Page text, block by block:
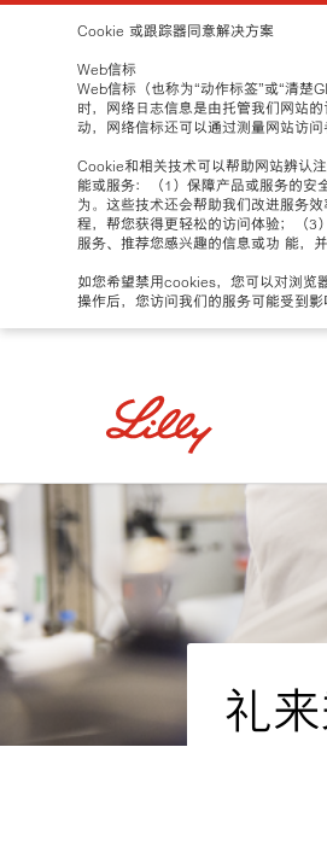
Cookie 或跟踪器同意解决方案
Web信标
Web信标（也称为“动作标签”或“清楚
时，网络日志信息是由托管我们网站
动，网络信标还可以通过测量网站访
Cookie和相关技术可以帮助网站辨认
能或服务：（1）保障产品或服务的安
为。这些技术还会帮助我们改进服务
程，帮您获得更轻松的访问体验；（3
服务、推荐您感兴趣的信息或功 能，
如您希望禁用cookies，您可以对浏览
操作后，您访问我们的服务可能受到影
礼